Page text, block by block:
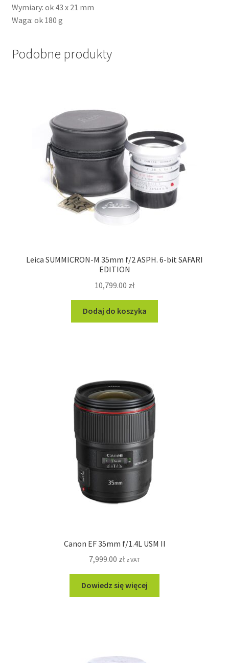
Wymiary: ok 43 x 21 mm
Waga: ok 180 g
Podobne produkty
Leica SUMMICRON-M 35mm f/2 ASPH. 6-bit SAFARI
EDITION
10,799.00 zł
Dodaj do koszyka
Canon EF 35mm f/1.4L USM II
7,999.00 zł z VAT
Dowiedz się więcej